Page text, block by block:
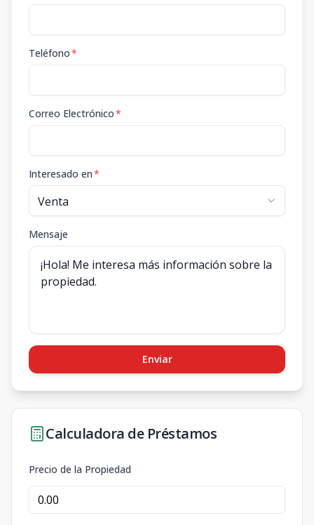
Teléfono*
Correo Electrónico*
Interesado en*
Mensaje
Enviar
Calculadora de Préstamos
Precio de la Propiedad